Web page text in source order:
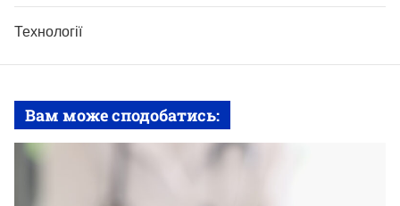
Технології
Вам може сподобатись: